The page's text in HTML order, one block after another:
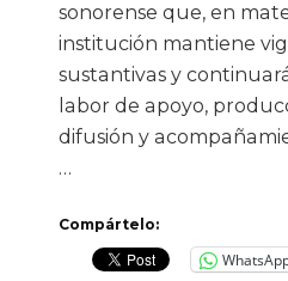
sonorense que, en
institución mantiene
sustantivas y
labor de apoyo,
difusión y
…
Compártelo: